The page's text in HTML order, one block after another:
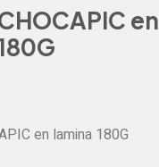
en
en lamina 180G